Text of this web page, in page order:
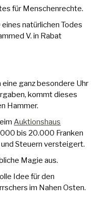
für Menschenrechte.
natürlichen Todes
V. in Rabat
ganz besondere Uhr
kommt dieses
Hammer.
Auktionshaus
bis 20.000 Franken
Steuern versteigert.
Magie aus.
Idee für den
im Nahen Osten.